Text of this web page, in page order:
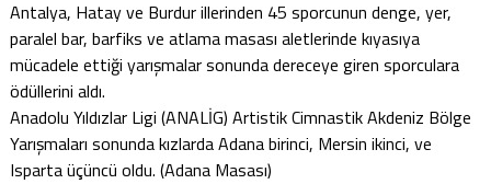
Antalya, Hatay ve Burdur illerinden 45 sporcunun denge, yer,
paralel bar, barfiks ve atlama masası aletlerinde kıyasıya
mücadele ettiği yarışmalar sonunda dereceye giren sporculara
ödüllerini aldı.
Anadolu Yıldızlar Ligi (ANALİG) Artistik Cimnastik Akdeniz Bölge
Yarışmaları sonunda kızlarda Adana birinci, Mersin ikinci, ve
Isparta üçüncü oldu. (Adana Masası)